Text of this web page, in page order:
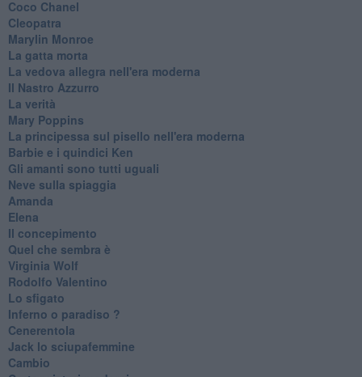
Coco Chanel
Cleopatra
Marylin Monroe
La gatta morta
La vedova allegra nell'era moderna
​Il Nastro Azzurro
La verità
Mary Poppins
La principessa sul pisello nell'era moderna
Barbie e i quindici Ken
Gli amanti sono tutti uguali
Neve sulla spiaggia
Amanda
Elena
Il concepimento
Quel che sembra è
Virginia Wolf
Rodolfo Valentino
Lo sfigato
Inferno o paradiso ?
Cenerentola
Jack lo sciupafemmine
Cambio